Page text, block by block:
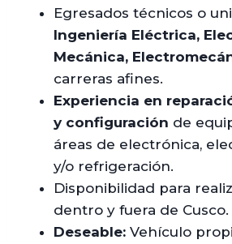
Egresados técnicos o
Ingeniería Eléctrica,
Mecánica,
carreras afines.
Experiencia en
y configuración de
áreas de electrónica,
y/o refrigeración.
Disponibilidad para
dentro y fuera de Cusco.
Deseable: Vehículo